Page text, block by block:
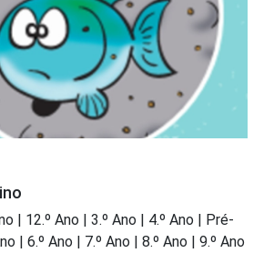
| 12.º Ano | 3.º Ano | 4.º Ano | Pré-
| 6.º Ano | 7.º Ano | 8.º Ano | 9.º Ano